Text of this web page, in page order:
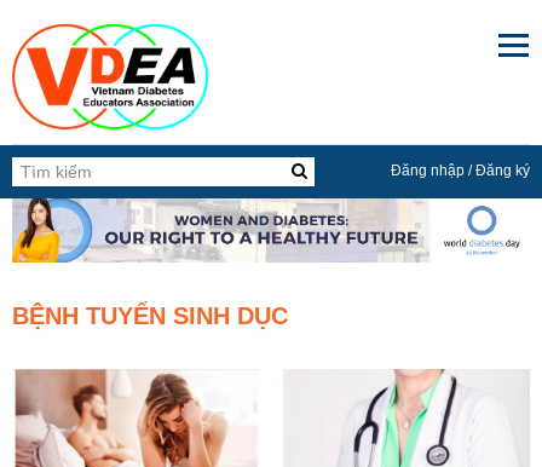
 Đăng nhập/Đăng ký
BỆNH TUYẾN SINH DỤC